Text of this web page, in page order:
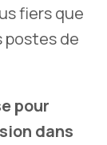
fiers que
postes de
pour
dans